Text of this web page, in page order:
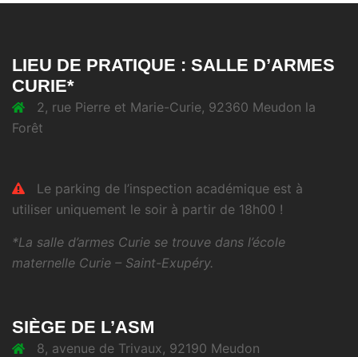
LIEU DE PRATIQUE : SALLE D’ARMES
CURIE*
2, rue Pierre et Marie-Curie, 92360 Meudon la
Forêt
Le parking de l’inspection académique est à
utiliser uniquement le soir à partir de 18h00 !
*La salle d’armes Curie se trouve dans l’école
maternelle Curie – Saint-Exupéry.
SIÈGE DE L’ASM
8, avenue de Trivaux, 92190 Meudon